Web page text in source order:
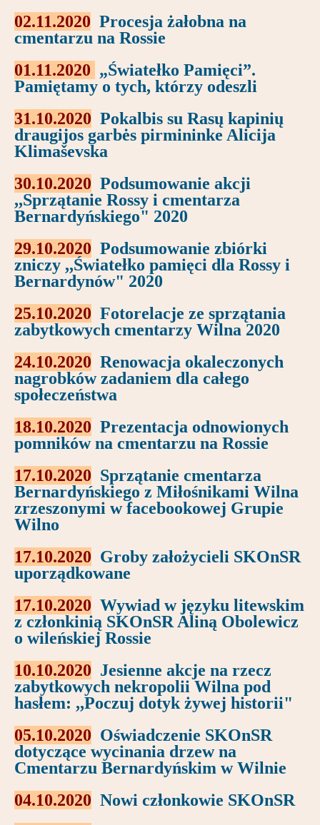
02.11.2020 Procesja żałobna na
cmentarzu na Rossie
01.11.2020 „Światełko Pamięci”.
Pamiętamy o tych, którzy odeszli
31.10.2020 Pokalbis su Rasų kapinių
draugijos garbės pirmininke Alicija
Klimaševska
30.10.2020 Podsumowanie akcji
,,Sprzątanie Rossy i cmentarza
Bernardyńskiego" 2020
29.10.2020 Podsumowanie zbiórki
zniczy ,,Światełko pamięci dla Rossy i
Bernardynów" 2020
25.10.2020 Fotorelacje ze sprzątania
zabytkowych cmentarzy Wilna 2020
24.10.2020 Renowacja okaleczonych
nagrobków zadaniem dla całego
społeczeństwa
18.10.2020 Prezentacja odnowionych
pomników na cmentarzu na Rossie
17.10.2020 Sprzątanie cmentarza
Bernardyńskiego z Miłośnikami Wilna
zrzeszonymi w facebookowej Grupie
Wilno
17.10.2020 Groby założycieli SKOnSR
uporządkowane
17.10.2020 Wywiad w języku litewskim
z członkinią SKOnSR Aliną Obolewicz
o wileńskiej Rossie
10.10.2020 Jesienne akcje na rzecz
zabytkowych nekropolii Wilna pod
hasłem: ,,Poczuj dotyk żywej historii"
05.10.2020 Oświadczenie SKOnSR
dotyczące wycinania drzew na
Cmentarzu Bernardyńskim w Wilnie
04.10.2020 Nowi członkowie SKOnSR